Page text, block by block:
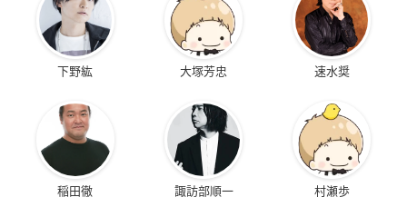
下野紘 大塚芳忠 速水奨
稲田徹 諏訪部順一 村瀬歩